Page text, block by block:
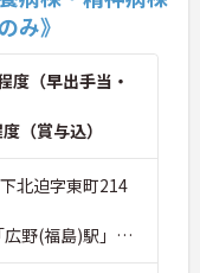
み》
度（早出手当・
（賞与込）
北迫字東町214
野(福島)駅」徒